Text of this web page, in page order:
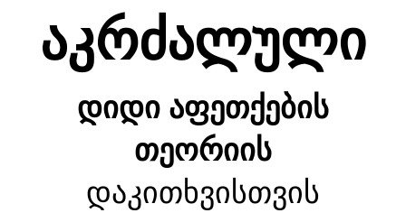
აკრძალული
დიდი აფეთქების
თეორიის
დაკითხვისთვის